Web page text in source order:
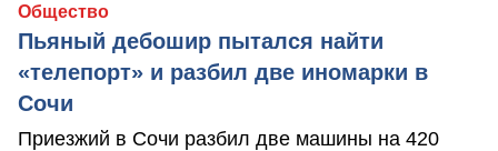
Общество
Пьяный дебошир пытался найти
«телепорт» и разбил две иномарки в
Сочи
Приезжий в Сочи разбил две машины на 420